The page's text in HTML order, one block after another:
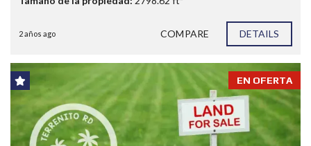
2 años ago COMPARE DETAILS
EN OFERTA